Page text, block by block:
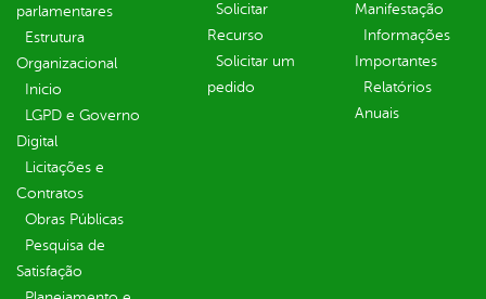
parlamentares
Estrutura
Organizacional
Inicio
LGPD e Governo
Digital
Licitações e
Contratos
Obras Públicas
Pesquisa de
Satisfação
Solicitar
Recurso
Solicitar um
pedido
Manifestação
Informações
Importantes
Relatórios
Anuais